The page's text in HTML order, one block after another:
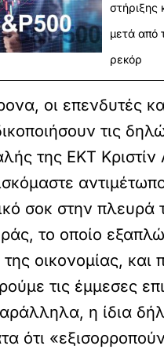
στήριξης
μετά από
ρεκόρ
οι επενδυτές
τις
της ΕΚΤ
σοκ στην πλευρά
το οποίο
οικονομίας, και
τις έμμεσες
η ίδια
ότι